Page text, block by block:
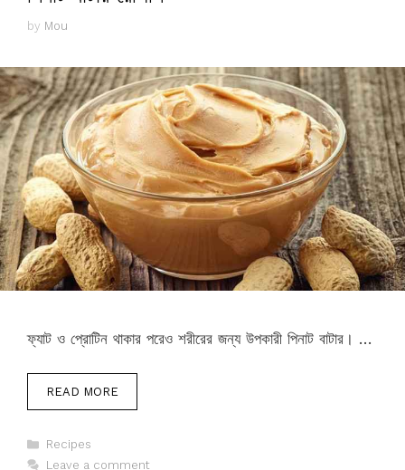
by Mou
ফ্যাট ও প্রোটিন থাকার পরেও শরীরের জন্য উপকারী পিনাট বাটার। …
READ MORE
Categories
Recipes
Leave a comment